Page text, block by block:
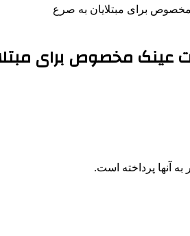
برای مبتلایان به صرع
مخصوص برای